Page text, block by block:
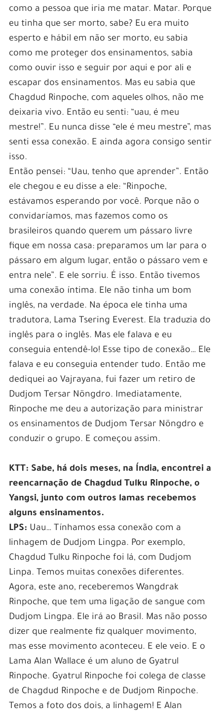
como a pessoa que iria me matar. Matar. Porque
eu tinha que ser morto, sabe? Eu era muito
esperto e hábil em não ser morto, eu sabia
como me proteger dos ensinamentos, sabia
como ouvir isso e seguir por aqui e por ali e
escapar dos ensinamentos. Mas eu sabia que
Chagdud Rinpoche, com aqueles olhos, não me
deixaria vivo. Então eu senti: “uau, é meu
mestre!”. Eu nunca disse “ele é meu mestre”, mas
senti essa conexão. E ainda agora consigo sentir
isso.
Então pensei: “Uau, tenho que aprender”. Então
ele chegou e eu disse a ele: “Rinpoche,
estávamos esperando por você. Porque não o
convidaríamos, mas fazemos como os
brasileiros quando querem um pássaro livre
fique em nossa casa: preparamos um lar para o
pássaro em algum lugar, então o pássaro vem e
entra nele”. E ele sorriu. É isso. Então tivemos
uma conexão íntima. Ele não tinha um bom
inglês, na verdade. Na época ele tinha uma
tradutora, Lama Tsering Everest. Ela traduzia do
inglês para o inglês. Mas ele falava e eu
conseguia entendê-lo! Esse tipo de conexão… Ele
falava e eu conseguia entender tudo. Então me
dediquei ao Vajrayana, fui fazer um retiro de
Dudjom Tersar Nöngdro. Imediatamente,
Rinpoche me deu a autorização para ministrar
os ensinamentos de Dudjom Tersar Nöngdro e
conduzir o grupo. E começou assim.
KTT: Sabe, há dois meses, na Índia, encontrei a
reencarnação de Chagdud Tulku Rinpoche, o
Yangsi, junto com outros lamas recebemos
alguns ensinamentos.
LPS: Uau… Tínhamos essa conexão com a
linhagem de Dudjom Lingpa. Por exemplo,
Chagdud Tulku Rinpoche foi lá, com Dudjom
Linpa. Temos muitas conexões diferentes.
Agora, este ano, receberemos Wangdrak
Rinpoche, que tem uma ligação de sangue com
Dudjom Lingpa. Ele irá ao Brasil. Mas não posso
dizer que realmente fiz qualquer movimento,
mas esse movimento aconteceu. E ele veio. E o
Lama Alan Wallace é um aluno de Gyatrul
Rinpoche. Gyatrul Rinpoche foi colega de classe
de Chagdud Rinpoche e de Dudjom Rinpoche.
Temos a foto dos dois, a linhagem! E Alan